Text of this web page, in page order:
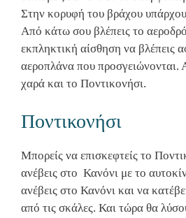
Στην κορυφή του βράχου
Από κάτω σου βλέπεις το
εκπληκτική αίσθηση να βλέπεις
αεροπλάνα που προσγειώνονται.
χαρά και το Ποντικονήσι.
Ποντικονήσι
Μπορείς να επισκεφτείς το
ανέβεις στο Κανόνι με το
ανέβεις στο Κανόνι και να
από τις σκάλες. Και τώρα θα